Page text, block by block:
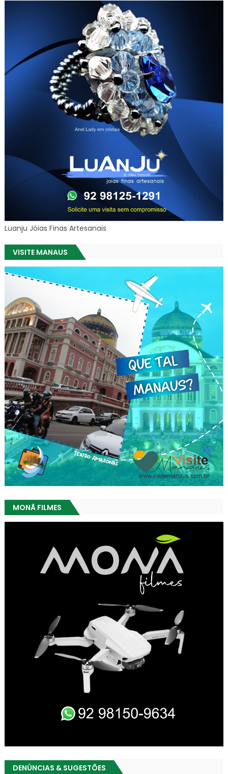
Luanju Jóias Finas Artesanais
VISITE MANAUS
MONÃ FILMES
DENÚNCIAS & SUGESTÕES